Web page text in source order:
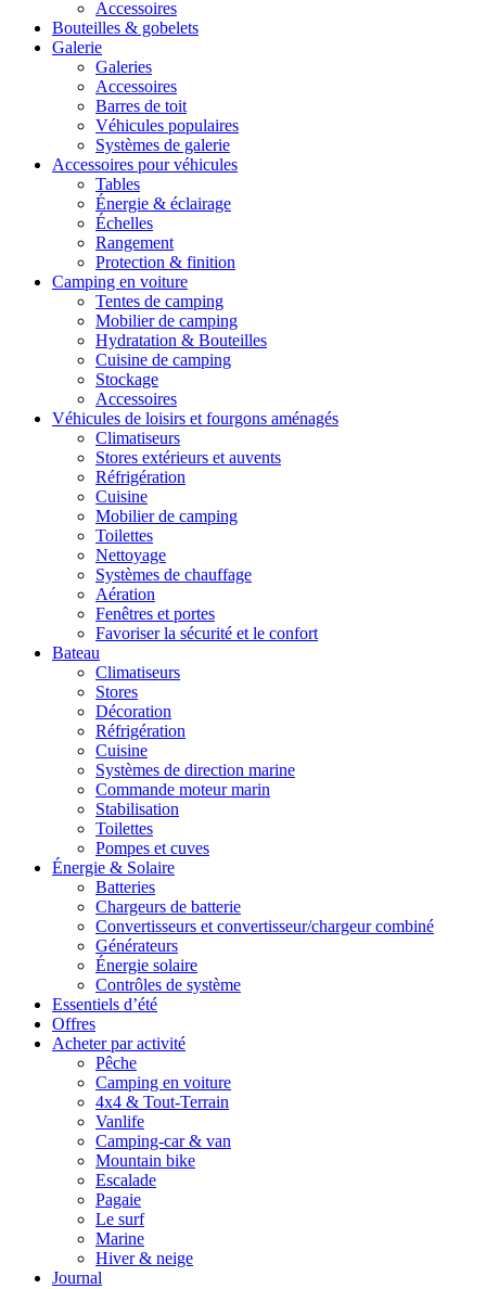
Accessoires
Bouteilles & gobelets
Galerie
Galeries
Accessoires
Barres de toit
Véhicules populaires
Systèmes de galerie
Accessoires pour véhicules
Tables
Énergie & éclairage
Échelles
Rangement
Protection & finition
Camping en voiture
Tentes de camping
Mobilier de camping
Hydratation & Bouteilles
Cuisine de camping
Stockage
Accessoires
Véhicules de loisirs et fourgons aménagés
Climatiseurs
Stores extérieurs et auvents
Réfrigération
Cuisine
Mobilier de camping
Toilettes
Nettoyage
Systèmes de chauffage
Aération
Fenêtres et portes
Favoriser la sécurité et le confort
Bateau
Climatiseurs
Stores
Décoration
Réfrigération
Cuisine
Systèmes de direction marine
Commande moteur marin
Stabilisation
Toilettes
Pompes et cuves
Énergie & Solaire
Batteries
Chargeurs de batterie
Convertisseurs et convertisseur/chargeur combiné
Générateurs
Énergie solaire
Contrôles de système
Essentiels d’été
Offres
Acheter par activité
Pêche
Camping en voiture
4x4 & Tout-Terrain
Vanlife
Camping-car & van
Mountain bike
Escalade
Pagaie
Le surf
Marine
Hiver & neige
Journal